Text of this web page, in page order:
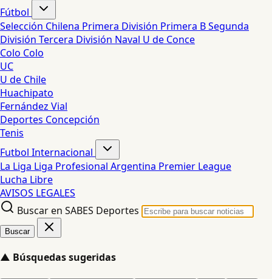
Fútbol
Selección Chilena Primera División Primera BSegunda
División Tercera División Naval U de Conce
Colo Colo
UC
U de Chile
Huachipato
Fernández Vial
Deportes Concepción
Tenis
Futbol Internacional
La Liga Liga Profesional Argentina Premier League
Lucha Libre
AVISOS LEGALES
Buscar en SABES Deportes
Buscar
▲ Búsquedas sugeridas